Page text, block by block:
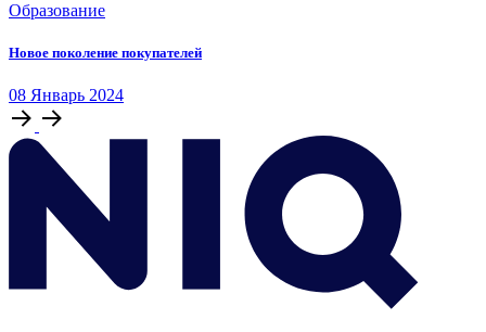
Образование
Новое поколение покупателей
08 Январь 2024